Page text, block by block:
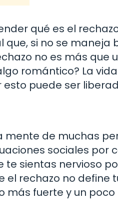
qué es el
si no se maneja
no es más que
romántico? La
puede ser
mente de muchas
sociales por
te sientas nervioso
rechazo no define
más fuerte y un